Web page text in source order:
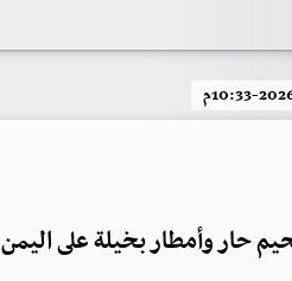
حار وأمطار بخيلة على اليمن